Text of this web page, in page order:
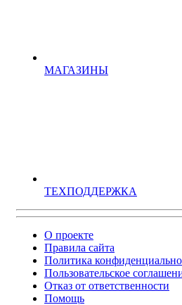
МАГАЗИНЫ
ТЕХПОДДЕРЖКА
О проекте
Правила сайта
Политика
Пользовательское
Отказ от ответственности
Помощь